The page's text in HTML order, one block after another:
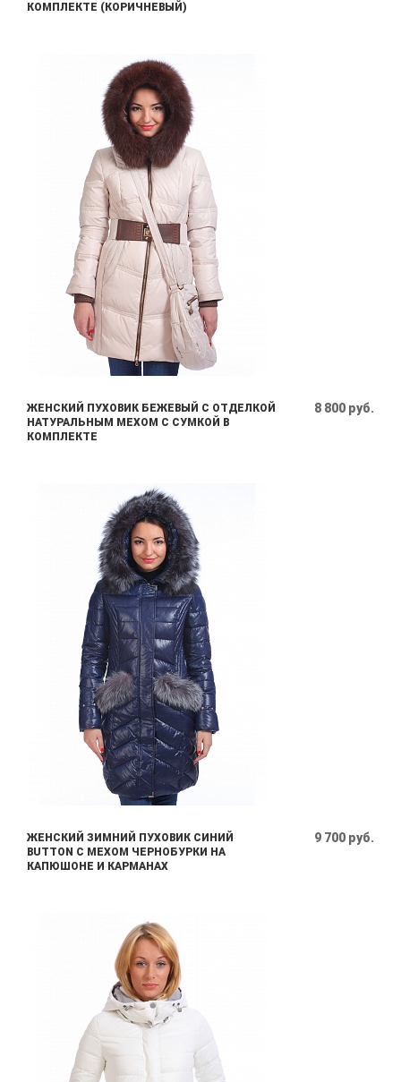
КОМПЛЕКТЕ (КОРИЧНЕВЫЙ)
ЖЕНСКИЙ ПУХОВИК БЕЖЕВЫЙ С ОТДЕЛКОЙ
НАТУРАЛЬНЫМ МЕХОМ С СУМКОЙ В
КОМПЛЕКТЕ
8 800 руб.
ЖЕНСКИЙ ЗИМНИЙ ПУХОВИК СИНИЙ
BUTTON С МЕХОМ ЧЕРНОБУРКИ НА
КАПЮШОНЕ И КАРМАНАХ
9 700 руб.